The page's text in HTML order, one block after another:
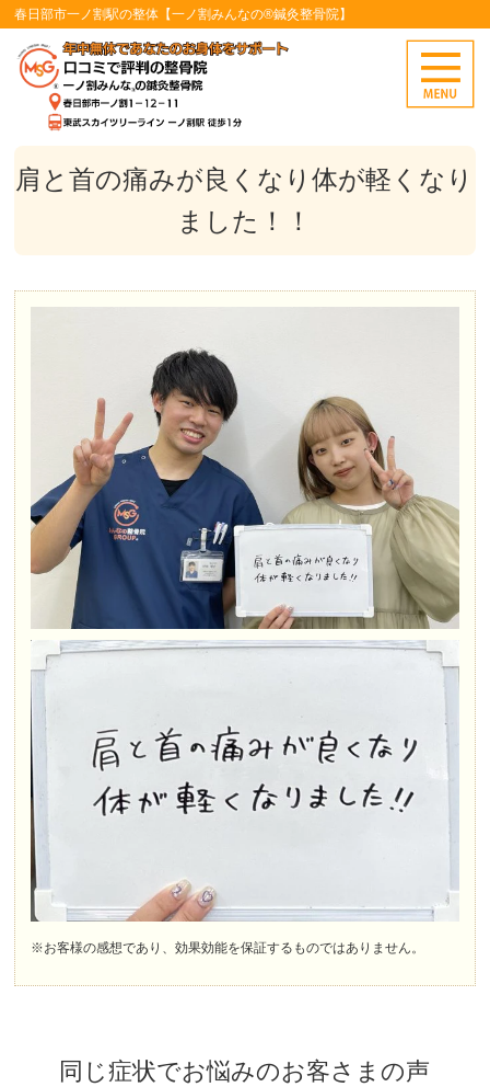
春日部市一ノ割駅の整体【一ノ割みんなの®鍼灸整骨院】
肩と首の痛みが良くなり体が軽くなり
ました！！
※お客様の感想であり、効果効能を保証するものではありません。
同じ症状でお悩みのお客さまの声